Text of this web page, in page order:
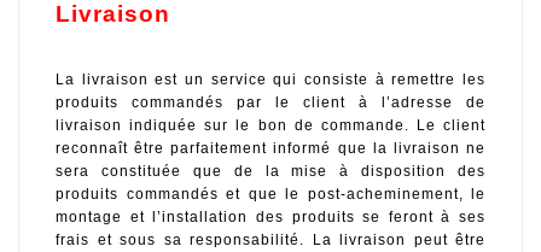
Livraison
La livraison est un service qui consiste à remettre les
produits commandés par le client à l’adresse de
livraison indiquée sur le bon de commande. Le client
reconnaît être parfaitement informé que la livraison ne
sera constituée que de la mise à disposition des
produits commandés et que le post-acheminement, le
montage et l’installation des produits se feront à ses
frais et sous sa responsabilité. La livraison peut être